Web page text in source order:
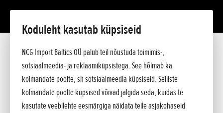
Koduleht kasutab küpsiseid
NCG Import Baltics OÜ palub teil nõustuda toimimis-,
sotsiaalmeedia- ja reklaamiküpsistega. See hõlmab ka
kolmandate poolte, sh sotsiaalmeedia küpsiseid. Selliste
kolmandate poolte küpsised võivad jälgida seda, kuidas te
kasutate veebilehte eesmärgiga näidata teile asjakohaseid
Tutvustus
Tehnilised andmed
Hinnakiri
Ostuabi
Küsi lisa
KÜSI PAKKUMIST
SOOVIN TEENINDUSE AEGA